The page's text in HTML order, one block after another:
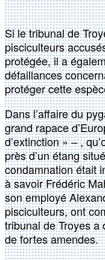
Si le tribunal de
pisciculteurs
protégée, il a
défaillances
protéger cette
Dans l’affaire du
grand rapace
d’extinction » – ,
près d’un étang
condamnation était
à savoir Frédéric
son employé
pisciculteurs, ont
tribunal de Troyes
de fortes amendes.